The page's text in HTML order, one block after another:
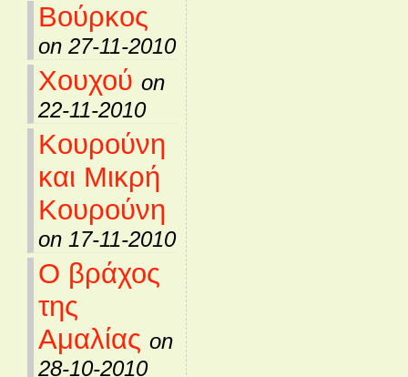
Βούρκος
on 27-11-2010
Χουχού on
22-11-2010
Κουρούνη
και Μικρή
Κουρούνη
on 17-11-2010
Ο βράχος
της
Αμαλίας on
28-10-2010